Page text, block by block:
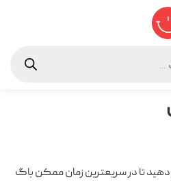
تا در سریعترین زمان ممکن باگ